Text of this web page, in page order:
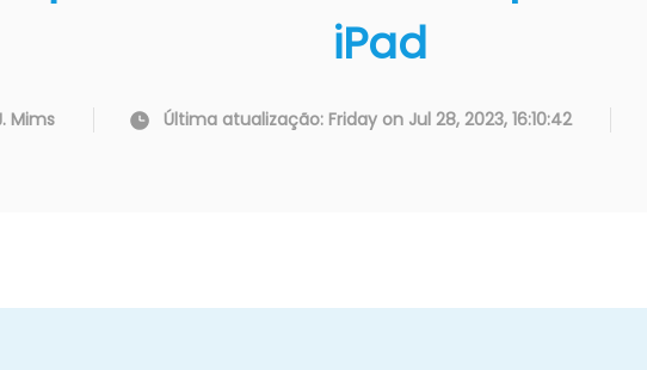
iPad
Mims Última atualização: Friday on Jul 28, 2023, 16:10:42